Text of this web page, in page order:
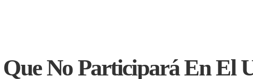
No Participará En El